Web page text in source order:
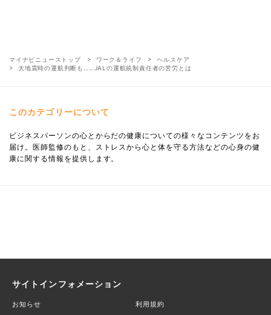
マイナビニューストップ ワーク＆ライフ
ヘルスケア
大地震時の運航判断も……JALの運航統制責任者の苦労とは
このカテゴリーについて
ビジネスパーソンの心とからだの健康についての様々なコンテンツをお
届け。医師監修のもと、ストレスから心と体を守る方法などの心身の健
康に関する情報を提供します。
サイトインフォメーション
お知らせ 利用規約